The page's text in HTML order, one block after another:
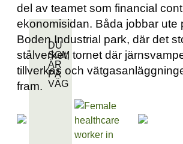
DU
SOM
ÄR
PÅ
VÄG
del av teamet som financial
ekonomisidan. Båda jobbar ute
Boden Industrial park, där det
stålverket, tornet där
tillverkas och
fram.